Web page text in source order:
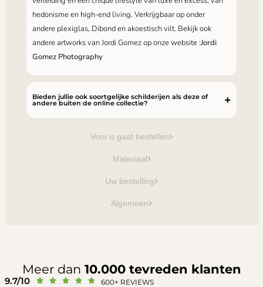
Voor u gaat bestellen
Materiaal
Uw bestelling
Algemeen
hedonisme en high-end living. Verkrijgbaar op onder
andere plexiglas, Dibond en akoestisch vilt. Bekijk ook
andere artworks van Jordi Gomez op onze website :Jordi
Gomez Photography
Bieden jullie ook soortgelijke schilderijen als deze of
andere buiten de online collectie?
Meer dan 10.000 tevreden klanten
9.7/10      600+ REVIEWS